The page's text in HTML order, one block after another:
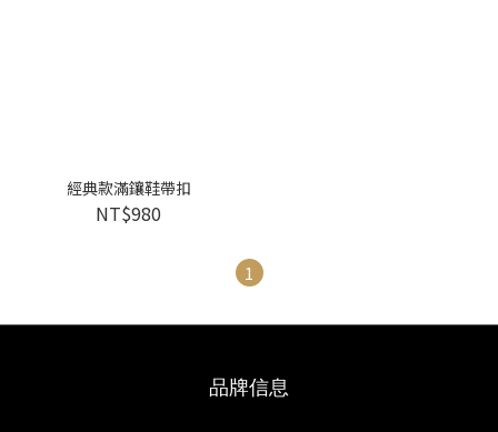
經典款滿鑲鞋帶扣
NT$980
1
品牌信息